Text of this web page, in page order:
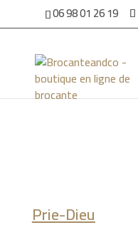
06 98 01 26 19
Accueil/Par ambiance/
Prie-Dieu